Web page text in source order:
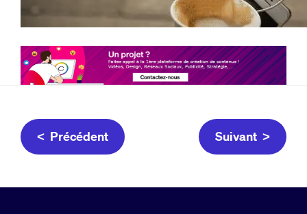
< Précédent Suivant >